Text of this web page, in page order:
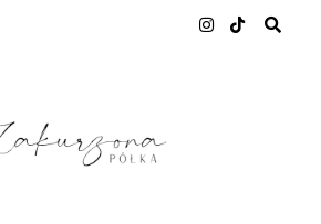
from Google to deliver its
usage statistics, and to detect
MORE